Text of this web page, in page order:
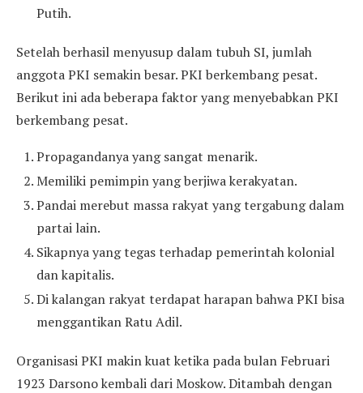
Putih.
Setelah berhasil menyusup dalam tubuh SI, jumlah
anggota PKI semakin besar. PKI berkembang pesat.
Berikut ini ada beberapa faktor yang menyebabkan PKI
berkembang pesat.
Propagandanya yang sangat menarik.
Memiliki pemimpin yang berjiwa kerakyatan.
Pandai merebut massa rakyat yang tergabung dalam
partai lain.
Sikapnya yang tegas terhadap pemerintah kolonial
dan kapitalis.
Di kalangan rakyat terdapat harapan bahwa PKI bisa
menggantikan Ratu Adil.
Organisasi PKI makin kuat ketika pada bulan Februari
1923 Darsono kembali dari Moskow. Ditambah dengan